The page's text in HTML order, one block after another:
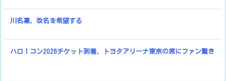
川名凜、改名を希望する
ハロ！コン2026チケット到着、トヨタアリーナ東京の席にファン驚き